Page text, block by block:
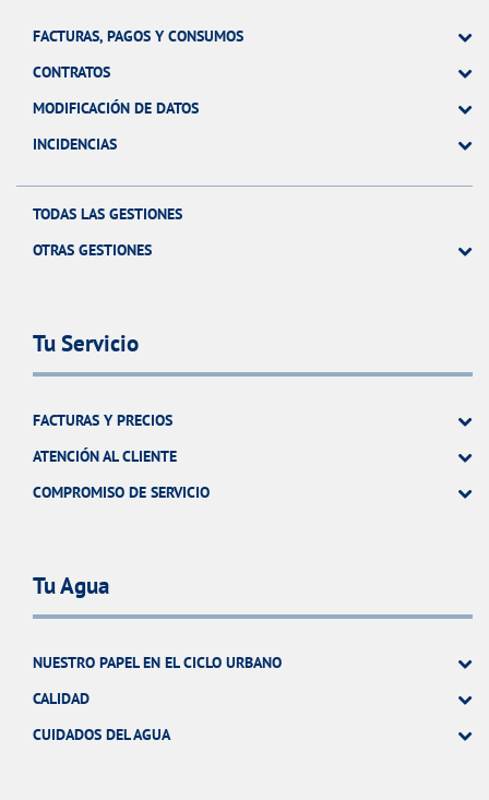
FACTURAS, PAGOS Y CONSUMOS
CONTRATOS
MODIFICACIÓN DE DATOS
INCIDENCIAS
TODAS LAS GESTIONES
OTRAS GESTIONES
Tu Servicio
FACTURAS Y PRECIOS
ATENCIÓN AL CLIENTE
COMPROMISO DE SERVICIO
Tu Agua
NUESTRO PAPEL EN EL CICLO URBANO
CALIDAD
CUIDADOS DEL AGUA